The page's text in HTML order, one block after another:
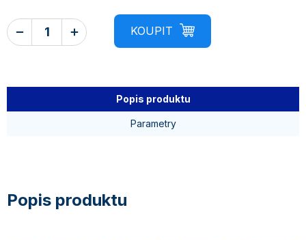
Popis produktu
Parametry